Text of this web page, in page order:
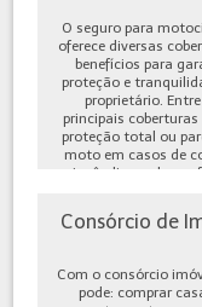
O seguro para
oferece diversas
benefícios para
proteção e
proprietário.
principais coberturas
proteção total ou
moto em casos de
incêndio, roubo ou
Consórcio de
Com o consórcio
pode: comprar